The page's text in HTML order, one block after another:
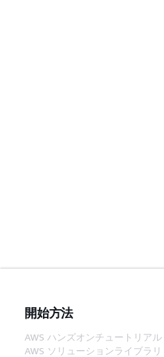
開始方法
AWS ハンズオンチュートリアル
AWS ソリューションライブラリ